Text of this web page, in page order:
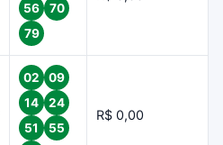
56
70
79
02
09
14
24
51
55
R$ 0,00